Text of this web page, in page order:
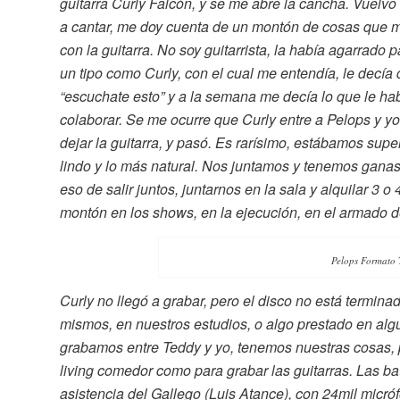
a cantar, me doy cuenta de un montón de cosas
con la guitarra. No soy guitarrista, la había agarrado
un tipo como Curly, con el cual me entendía, le
“escuchate esto” y a la semana me decía lo que le
colaborar. Se me ocurre que Curly entre a Pelops y
dejar la guitarra, y pasó. Es rarísimo, estábamos
lindo y lo más natural. Nos juntamos y tenemos
eso de salir juntos, juntarnos en la sala y alquilar 3
montón en los shows, en la ejecución, en el armado
Pelops
Curly no llegó a grabar, pero el disco no está
mismos, en nuestros estudios, o algo prestado en
grabamos entre Teddy y yo, tenemos nuestras
living comedor como para grabar las guitarras. Las
asistencia del Gallego (Luis Atance), con 24mil